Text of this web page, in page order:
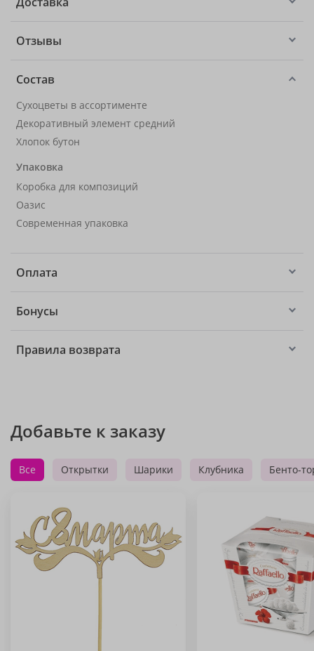
Отзывы
Состав
Сухоцветы в ассортименте
Декоративный элемент средний
Хлопок бутон
Упаковка
Коробка для композиций
Оазис
Современная упаковка
Оплата
Бонусы
Правила возврата
Добавьте к заказу
Все Открытки Шарики Клубника Бенто-